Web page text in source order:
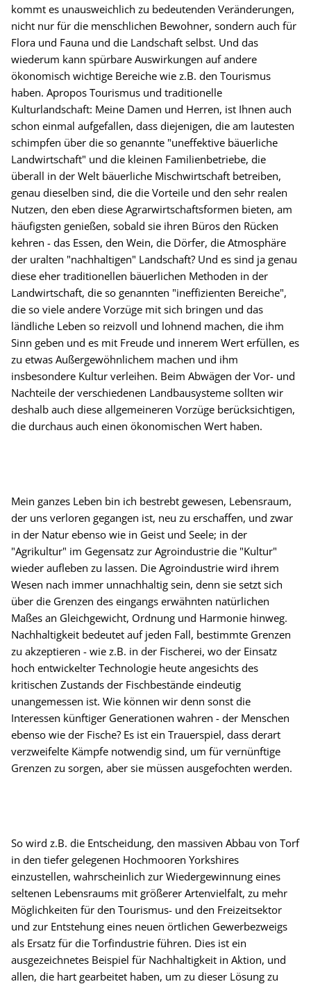
kommt es unausweichlich zu bedeutenden Veränderungen,
nicht nur für die menschlichen Bewohner, sondern auch für
Flora und Fauna und die Landschaft selbst. Und das
wiederum kann spürbare Auswirkungen auf andere
ökonomisch wichtige Bereiche wie z.B. den Tourismus
haben. Apropos Tourismus und traditionelle
Kulturlandschaft: Meine Damen und Herren, ist Ihnen auch
schon einmal aufgefallen, dass diejenigen, die am lautesten
schimpfen über die so genannte "uneffektive bäuerliche
Landwirtschaft" und die kleinen Familienbetriebe, die
überall in der Welt bäuerliche Mischwirtschaft betreiben,
genau dieselben sind, die die Vorteile und den sehr realen
Nutzen, den eben diese Agrarwirtschaftsformen bieten, am
häufigsten genießen, sobald sie ihren Büros den Rücken
kehren - das Essen, den Wein, die Dörfer, die Atmosphäre
der uralten "nachhaltigen" Landschaft? Und es sind ja genau
diese eher traditionellen bäuerlichen Methoden in der
Landwirtschaft, die so genannten "ineffizienten Bereiche",
die so viele andere Vorzüge mit sich bringen und das
ländliche Leben so reizvoll und lohnend machen, die ihm
Sinn geben und es mit Freude und innerem Wert erfüllen, es
zu etwas Außergewöhnlichem machen und ihm
insbesondere Kultur verleihen. Beim Abwägen der Vor- und
Nachteile der verschiedenen Landbausysteme sollten wir
deshalb auch diese allgemeineren Vorzüge berücksichtigen,
die durchaus auch einen ökonomischen Wert haben.
Mein ganzes Leben bin ich bestrebt gewesen, Lebensraum,
der uns verloren gegangen ist, neu zu erschaffen, und zwar
in der Natur ebenso wie in Geist und Seele; in der
"Agrikultur" im Gegensatz zur Agroindustrie die "Kultur"
wieder aufleben zu lassen. Die Agroindustrie wird ihrem
Wesen nach immer unnachhaltig sein, denn sie setzt sich
über die Grenzen des eingangs erwähnten natürlichen
Maßes an Gleichgewicht, Ordnung und Harmonie hinweg.
Nachhaltigkeit bedeutet auf jeden Fall, bestimmte Grenzen
zu akzeptieren - wie z.B. in der Fischerei, wo der Einsatz
hoch entwickelter Technologie heute angesichts des
kritischen Zustands der Fischbestände eindeutig
unangemessen ist. Wie können wir denn sonst die
Interessen künftiger Generationen wahren - der Menschen
ebenso wie der Fische? Es ist ein Trauerspiel, dass derart
verzweifelte Kämpfe notwendig sind, um für vernünftige
Grenzen zu sorgen, aber sie müssen ausgefochten werden.
So wird z.B. die Entscheidung, den massiven Abbau von Torf
in den tiefer gelegenen Hochmooren Yorkshires
einzustellen, wahrscheinlich zur Wiedergewinnung eines
seltenen Lebensraums mit größerer Artenvielfalt, zu mehr
Möglichkeiten für den Tourismus- und den Freizeitsektor
und zur Entstehung eines neuen örtlichen Gewerbezweigs
als Ersatz für die Torfindustrie führen. Dies ist ein
ausgezeichnetes Beispiel für Nachhaltigkeit in Aktion, und
allen, die hart gearbeitet haben, um zu dieser Lösung zu